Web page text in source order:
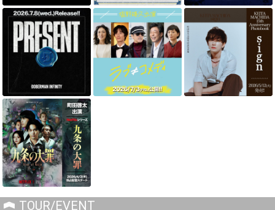
TOUR/EVENT